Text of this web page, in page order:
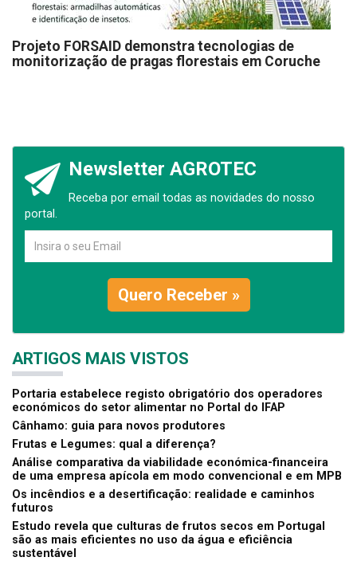
Projeto FORSAID demonstra tecnologias de
monitorização de pragas florestais em Coruche
Newsletter AGROTEC
Receba por email todas as novidades do nosso
portal.
Quero Receber »
ARTIGOS MAIS VISTOS
Portaria estabelece registo obrigatório dos operadores
económicos do setor alimentar no Portal do IFAP
Cânhamo: guia para novos produtores
Frutas e Legumes: qual a diferença?
Análise comparativa da viabilidade económica-financeira
de uma empresa apícola em modo convencional e em MPB
Os incêndios e a desertificação: realidade e caminhos
futuros
Estudo revela que culturas de frutos secos em Portugal
são as mais eficientes no uso da água e eficiência
sustentável